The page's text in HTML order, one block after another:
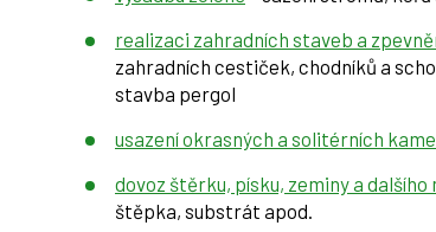
realizaci zahradních staveb a
zahradních cestiček, chodníků a
stavba pergol
usazení okrasných a solitérních
dovoz štěrku, písku, zeminy a
štěpka, substrát apod.